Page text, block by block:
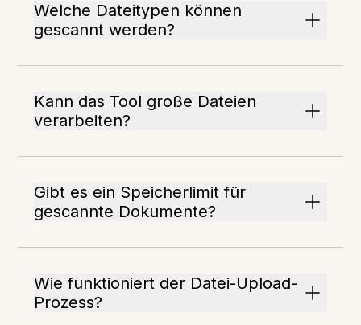
Welche Dateitypen können
gescannt werden?
Kann das Tool große Dateien
verarbeiten?
Gibt es ein Speicherlimit für
gescannte Dokumente?
Wie funktioniert der Datei-Upload-
Prozess?